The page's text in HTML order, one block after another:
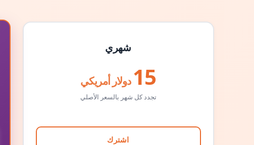
شهري
15 دولار أمريكي
تجدد كل شهر بالسعر الأصلي
اشترك